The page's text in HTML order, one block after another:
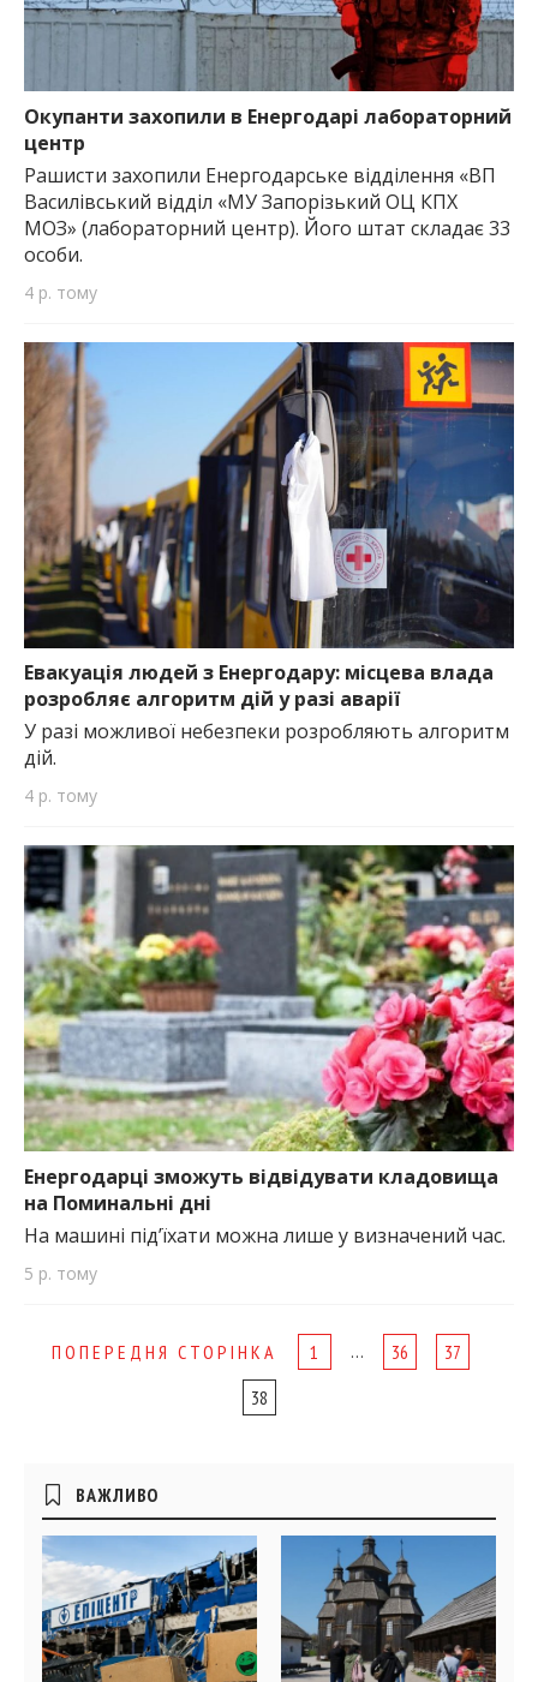
Окупанти захопили в Енергодарі лабораторний
центр
Рашисти захопили Енергодарське відділення «ВП
Василівський відділ «МУ Запорізький ОЦ КПХ
МОЗ» (лабораторний центр). Його штат складає 33
особи.
4 р. тому
Евакуація людей з Енергодару: місцева влада
розробляє алгоритм дій у разі аварії
У разі можливої ​​небезпеки розробляють алгоритм
дій.
4 р. тому
Енергодарці зможуть відвідувати кладовища
на Поминальні дні
На машині під’їхати можна лише у визначений час.
5 р. тому
Page
ПОПЕРЕДНЯ СТОРІНКА 1 … 36
37
38
Бічні
віджети
ВАЖЛИВО